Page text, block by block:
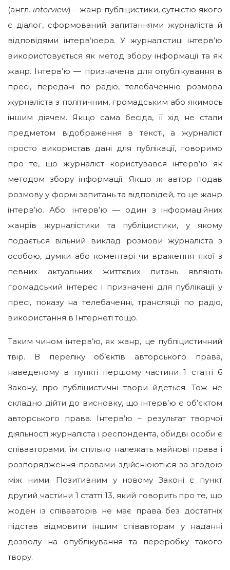
(англ. interview) – жанр публіцистики, сутністю якого
є діалог, сформований запитаннями журналіста й
відповідями інтерв’юера. У журналістиці інтерв’ю
використовується як метод збору інформації та як
жанр. Інтерв’ю — призначена для опублікування в
пресі, передачі по радіо, телебаченню розмова
журналіста з політичним, громадським або якимось
іншим діячем. Якщо сама бесіда, її хід не стали
предметом відображення в тексті, а журналіст
просто використав дані для публікації, говоримо
про те, що журналіст користувався інтерв’ю як
методом збору інформації. Якщо ж автор подав
розмову у формі запитань та відповідей, то це жанр
інтерв’ю. Або: інтерв’ю — один з інформаційних
жанрів журналістики та публіцистики, у якому
подається вільний виклад розмови журналіста з
особою, думки або коментарі чи враження якої з
певних актуальних життєвих питань являють
громадський інтерес і призначені для публікації у
пресі, показу на телебаченні, трансляції по радіо,
використання в Інтернеті тощо.
Таким чином інтерв’ю, як жанр, це публіцистичний
твір. В переліку об’єктів авторського права,
наведеному в пункті першому частини 1 статті 6
Закону, про публіцистичні твори йдеться. Тож не
складно дійти до висновку, що інтерв’ю є об’єктом
авторського права. Інтерв’ю – результат творчої
діяльності журналіста і респондента, обидві особи є
співавторами, їм спільно належать майнові права і
розпорядження правами здійснюються за згодою
між ними. Позитивним у новому Законі є пункт
другий частини 1 статті 13, який говорить про те, що
жоден із співавторів не має права без достатніх
підстав відмовити іншим співавторам у наданні
дозволу на опублікування та переробку такого
твору.